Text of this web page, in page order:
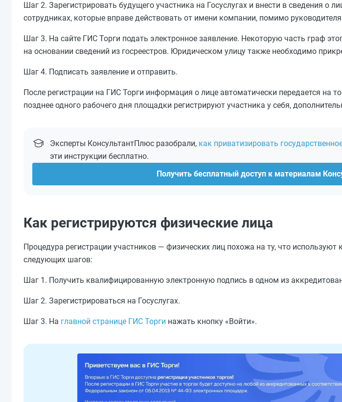
Шаг 2. Зарегистрировать будущего участника на Госуслугах и внести в сведения о
сотрудниках, которые вправе действовать от имени компании, помимо
Шаг 3. На сайте ГИС Торги подать электронное заявление. Некоторую часть граф
на основании сведений из госреестров. Юридическом улицу также необходимо
Шаг 4. Подписать заявление и отправить.
После регистрации на ГИС Торги информация о лице автоматически передается
позднее одного рабочего дня площадки регистрируют участника у себя,
Эксперты КонсультантПлюс разобрали, как приватизировать
эти инструкции бесплатно.
Получить бесплатный доступ к материалам
Как регистрируются физические лица
Процедура регистрации участников — физических лиц похожа на ту, что
следующих шагов:
Шаг 1. Получить квалифицированную электронную подпись в одном из
Шаг 2. Зарегистрироваться на Госуслугах.
Шаг 3. На главной странице ГИС Торги нажать кнопку «Войти».